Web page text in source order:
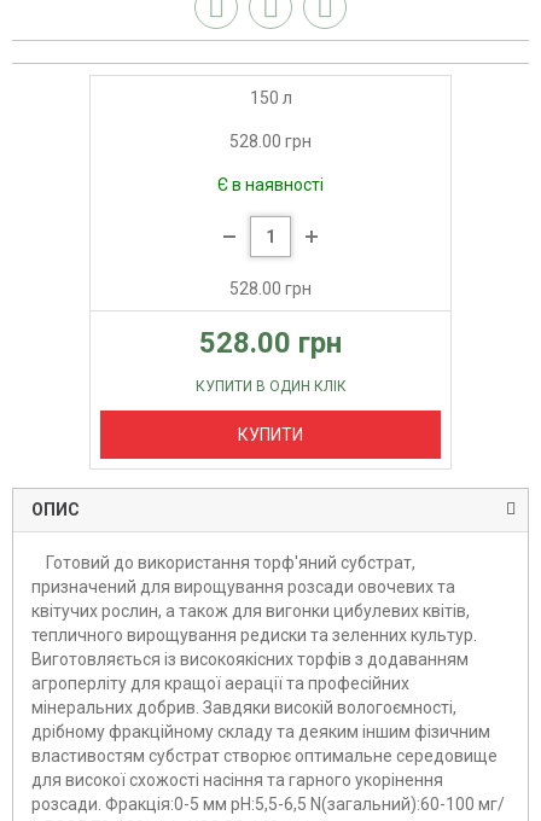
Готовий до застосування торф'яний субстрат універсального
використання. PH: 5,5-6,4
150 л
528.00 грн
Є в наявності
528.00 грн
528.00 грн
КУПИТИ В ОДИН КЛІК
КУПИТИ
ОПИС
Готовий до використання торф'яний субстрат,
призначений для вирощування розсади овочевих та
квітучих рослин, а також для вигонки цибулевих квітів,
тепличного вирощування редиски та зеленних культур.
Виготовляється із високоякісних торфів з додаванням
агроперліту для кращої аерації та професійних
мінеральних добрив. Завдяки високій вологоємності,
дрібному фракційному складу та деяким іншим фізичним
властивостям субстрат створює оптимальне середовище
для високої схожості насіння та гарного укорінення
розсади. Фракція:0-5 мм рН:5,5-6,5 N(загальний):60-100 мг/